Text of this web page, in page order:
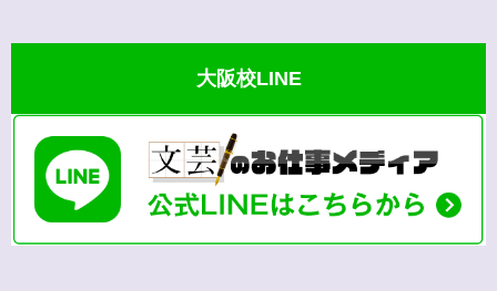
大阪校LINE